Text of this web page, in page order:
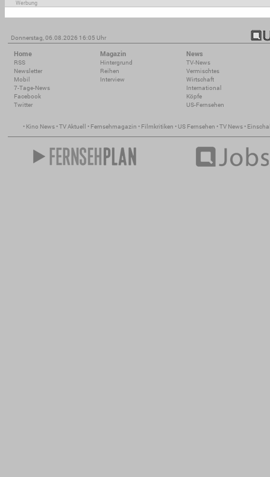
Werbung
Donnerstag, 06.08.2026 16:05 Uhr
Home
RSS
Newsletter
Mobil
7-Tage-News
Facebook
Twitter
Magazin
Hintergrund
Reihen
Interview
News
TV-News
Vermischtes
Wirtschaft
International
Köpfe
US-Fernsehen
• Kino News •TV Aktuell • Fernsehmagazin • Filmkritiken • US Fernsehen •TV News •